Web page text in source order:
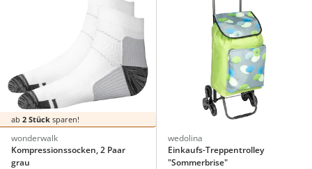
ab 2 Stück sparen!
wonderwalk
Kompressionssocken, 2 Paar
grau
wedolina
Einkaufs-Treppentrolley
"Sommerbrise"